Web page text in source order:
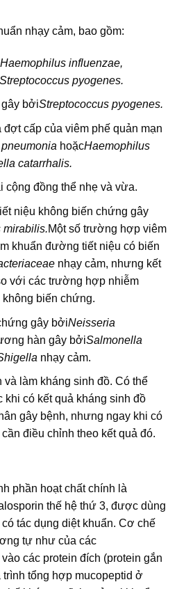
nhạy cảm, bao gồm:
Haemophilus influenzae,
pyogenes.
bởiStreptococcus pyogenes.
cấp của viêm phế quản mạn
hoặcHaemophilus
catarrhalis.
cộng đồng thể nhẹ và vừa.
niệu không biến chứng gây
mirabilis.Một số trường hợp viêm
khuẩn đường tiết niệu có biến
nhạy cảm, nhưng kết
với các trường hợp nhiễm
biến chứng.
gây bởiNeisseria
hàn gây bởiSalmonella
nhạy cảm.
làm kháng sinh đồ. Có thể
có kết quả kháng sinh đồ
gây bệnh, nhưng ngay khi có
điều chỉnh theo kết quả đó.
phần hoạt chất chính là
thế hệ thứ 3, được dùng
tác dụng diệt khuẩn. Cơ chế
tự như của các
các protein đích (protein gắn
tổng hợp mucopeptid ở